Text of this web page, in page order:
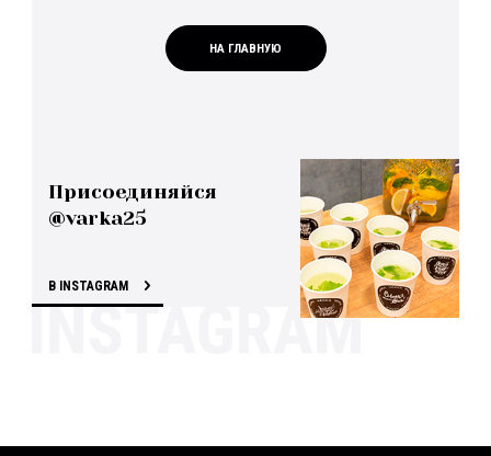
НА ГЛАВНУЮ
Присоединяйся
@varka25
В INSTAGRAM